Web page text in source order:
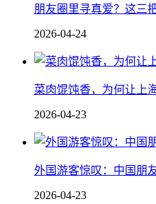
朋友圈里寻真爱？这三
2026-04-24
菜肉馄饨香，为何让上
2026-04-23
外国游客惊叹：中国朋
2026-04-23